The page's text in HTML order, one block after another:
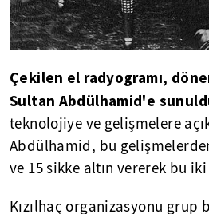
Çekilen el radyogramı,
Sultan Abdülhamid'e
teknolojiye ve gelişmelere
Abdülhamid, bu
ve 15 sikke altın vererek bu
Kızılhaç organizasyonu grup